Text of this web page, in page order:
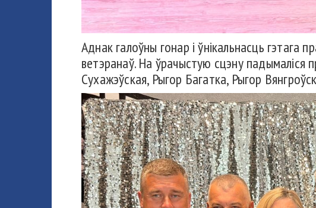
Аднак галоўны гонар і ўнікальнасць
ветэранаў. На ўрачыстую сцэну падымаліся
Сухажэўская, Рыгор Багатка, Рыгор